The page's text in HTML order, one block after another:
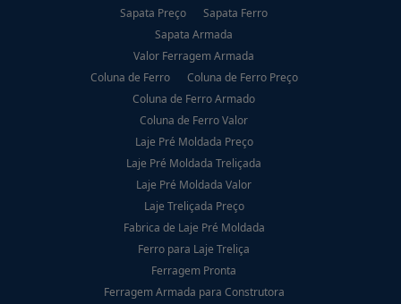
Sapata Preço
Sapata Ferro
Sapata Armada
Valor Ferragem Armada
Coluna de Ferro
Coluna de Ferro Preço
Coluna de Ferro Armado
Coluna de Ferro Valor
Laje Pré Moldada Preço
Laje Pré Moldada Treliçada
Laje Pré Moldada Valor
Laje Treliçada Preço
Fabrica de Laje Pré Moldada
Ferro para Laje Treliça
Ferragem Pronta
Ferragem Armada para Construtora